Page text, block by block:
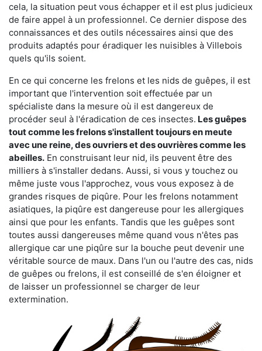
cela, la situation peut vous échapper et il est plus judicieux
de faire appel à un professionnel. Ce dernier dispose des
connaissances et des outils nécessaires ainsi que des
produits adaptés pour éradiquer les nuisibles à Villebois
quels qu'ils soient.
En ce qui concerne les frelons et les nids de guêpes, il est
important que l'intervention soit effectuée par un
spécialiste dans la mesure où il est dangereux de
procéder seul à l'éradication de ces insectes. Les guêpes
tout comme les frelons s'installent toujours en meute
avec une reine, des ouvriers et des ouvrières comme les
abeilles. En construisant leur nid, ils peuvent être des
milliers à s'installer dedans. Aussi, si vous y touchez ou
même juste vous l'approchez, vous vous exposez à de
grandes risques de piqûre. Pour les frelons notamment
asiatiques, la piqûre est dangereuse pour les allergiques
ainsi que pour les enfants. Tandis que les guêpes sont
toutes aussi dangereuses même quand vous n'êtes pas
allergique car une piqûre sur la bouche peut devenir une
véritable source de maux. Dans l'un ou l'autre des cas, nids
de guêpes ou frelons, il est conseillé de s'en éloigner et
de laisser un professionnel se charger de leur
extermination.